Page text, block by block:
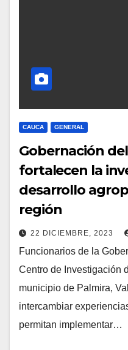
CAUCA GENERAL
Gobernación
fortalecen la
desarrollo
región
22 DICIEMBRE, 2023
Funcionarios de la
Centro de Investigación
municipio de Palmira,
intercambiar
permitan implementar…